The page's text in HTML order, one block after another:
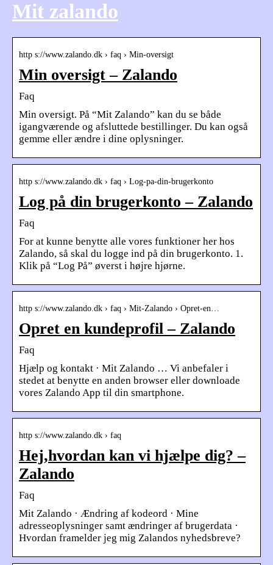
Mit zalando
http s://www.zalando.dk › faq › Min-oversigt
Min oversigt – Zalando
Faq
Min oversigt. På “Mit Zalando” kan du se både
igangværende og afsluttede bestillinger. Du kan også
gemme eller ændre i dine oplysninger.
http s://www.zalando.dk › faq › Log-pa-din-brugerkonto
Log på din brugerkonto – Zalando
Faq
For at kunne benytte alle vores funktioner her hos
Zalando, så skal du logge ind på din brugerkonto. 1.
Klik på “Log På” øverst i højre hjørne.
http s://www.zalando.dk › faq › Mit-Zalando › Opret-en…
Opret en kundeprofil – Zalando
Faq
Hjælp og kontakt · Mit Zalando … Vi anbefaler i
stedet at benytte en anden browser eller downloade
vores Zalando App til din smartphone.
http s://www.zalando.dk › faq
Hej,hvordan kan vi hjælpe dig? –
Zalando
Faq
Mit Zalando · Ændring af kodeord · Mine
adresseoplysninger samt ændringer af brugerdata ·
Hvordan framelder jeg mig Zalandos nyhedsbreve?